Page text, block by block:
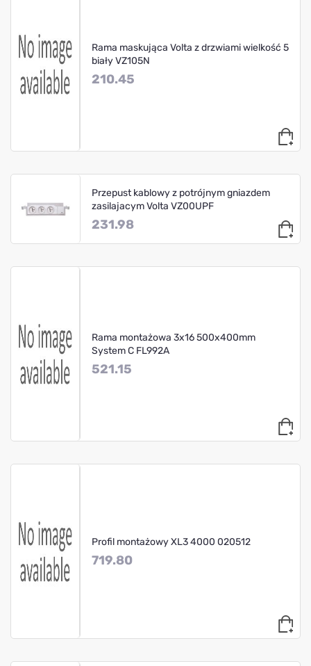
Rama maskująca Volta z drzwiami wielkość 5
biały VZ105N
210.45
Przepust kablowy z potrójnym gniazdem
zasilajacym Volta VZ00UPF
231.98
Rama montażowa 3x16 500x400mm
System C FL992A
521.15
Profil montażowy XL3 4000 020512
719.80